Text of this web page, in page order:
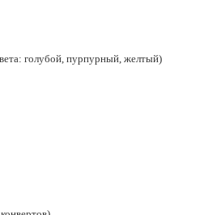
голубой, пурпурный, желтый)